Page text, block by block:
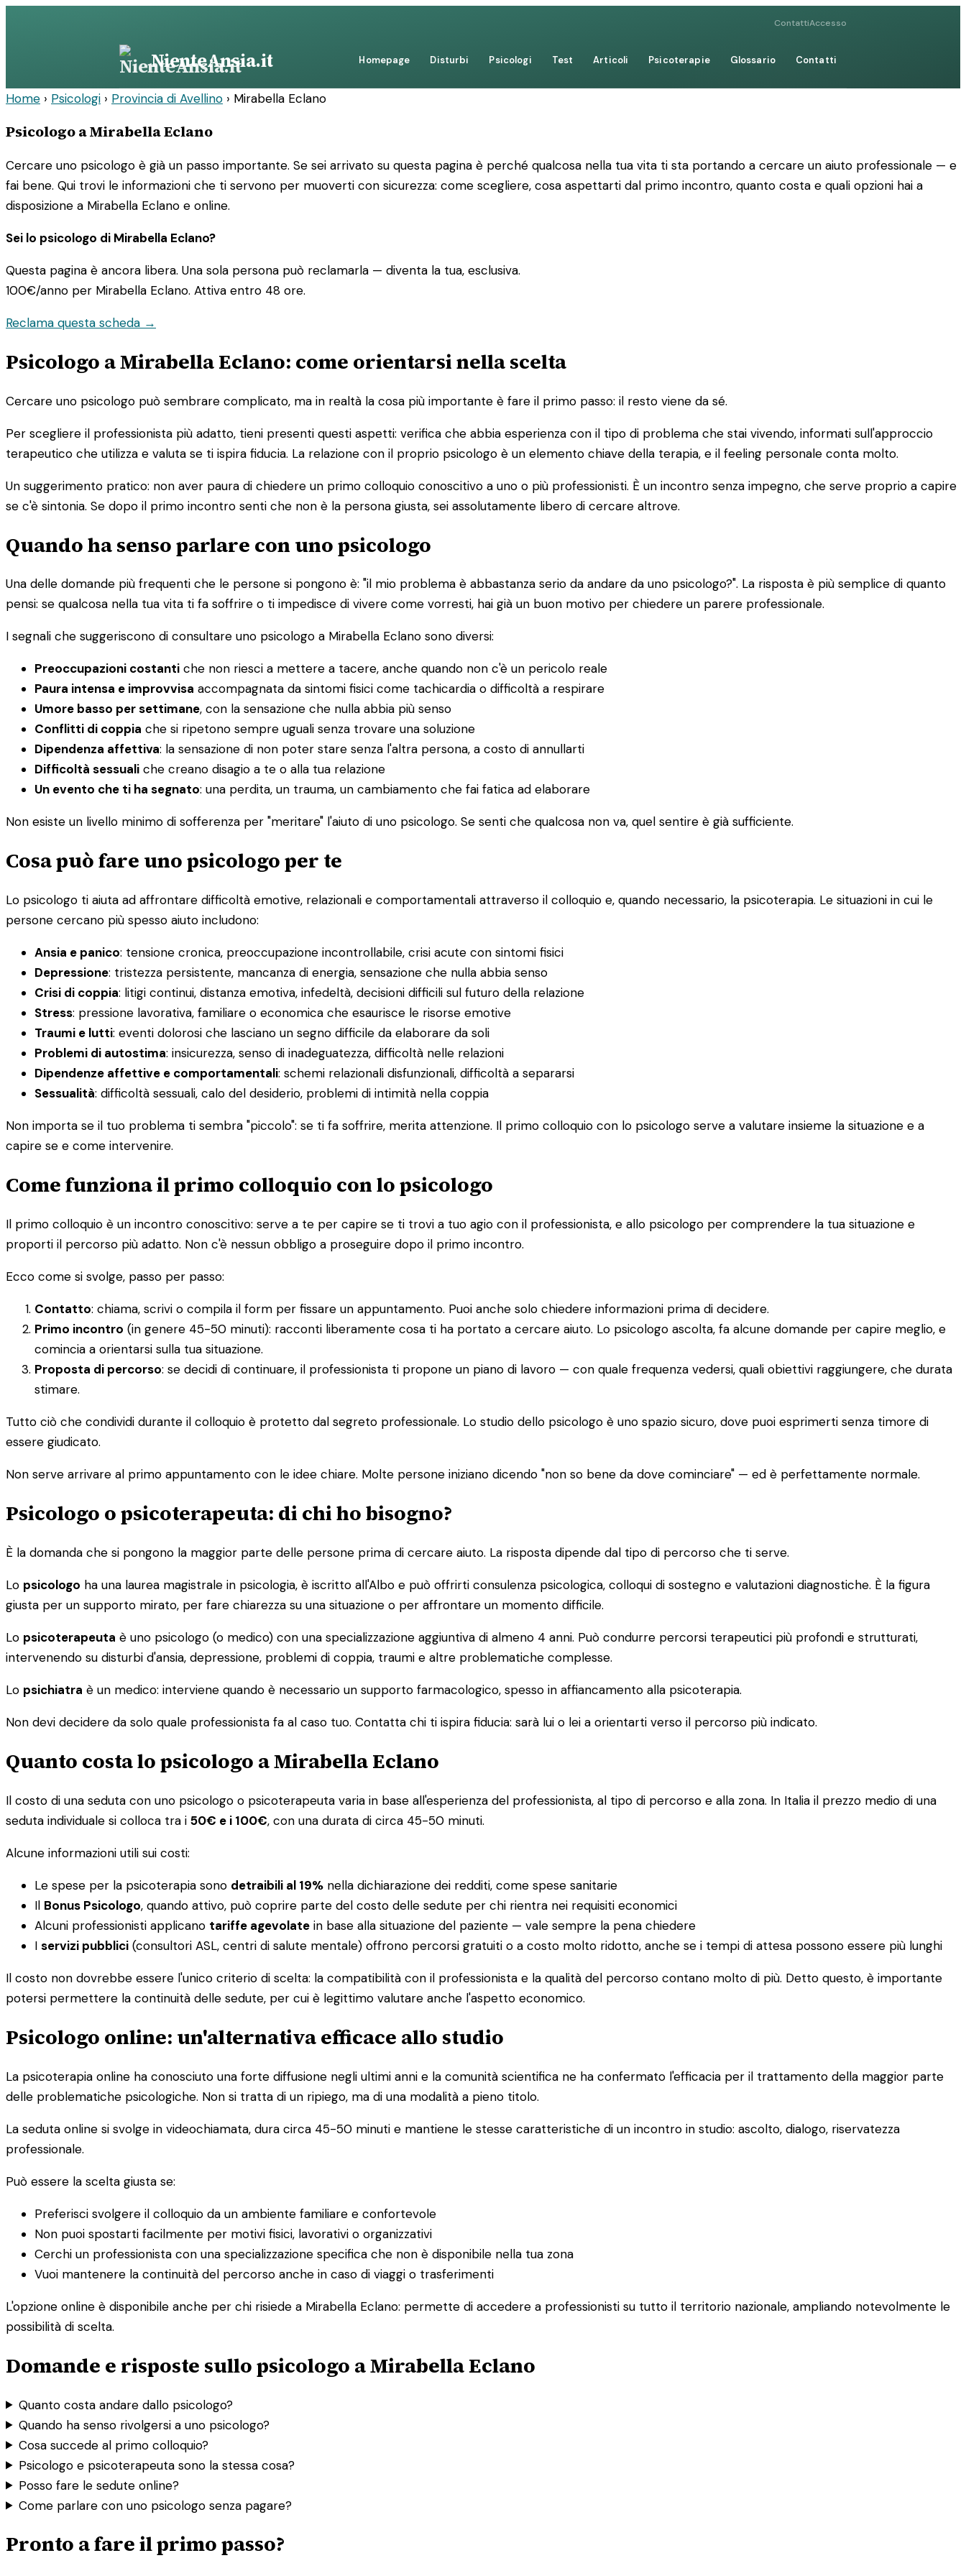
ContattiAccesso
NienteAnsia.it Homepage Disturbi Psicologi Test Articoli Psicoterapie Glossario Contatti
Home › Psicologi › Provincia di Avellino › Mirabella Eclano
Psicologo a Mirabella Eclano
Cercare uno psicologo è già un passo importante. Se sei arrivato su questa pagina è perché qualcosa nella tua vita ti sta portando a cercare un aiuto professionale — e
fai bene. Qui trovi le informazioni che ti servono per muoverti con sicurezza: come scegliere, cosa aspettarti dal primo incontro, quanto costa e quali opzioni hai a
disposizione a Mirabella Eclano e online.
Sei lo psicologo di Mirabella Eclano?
Questa pagina è ancora libera. Una sola persona può reclamarla — diventa la tua, esclusiva.
100€/anno per Mirabella Eclano. Attiva entro 48 ore.
Reclama questa scheda →
Psicologo a Mirabella Eclano: come orientarsi nella scelta
Cercare uno psicologo può sembrare complicato, ma in realtà la cosa più importante è fare il primo passo: il resto viene da sé.
Per scegliere il professionista più adatto, tieni presenti questi aspetti: verifica che abbia esperienza con il tipo di problema che stai vivendo, informati sull'approccio
terapeutico che utilizza e valuta se ti ispira fiducia. La relazione con il proprio psicologo è un elemento chiave della terapia, e il feeling personale conta molto.
Un suggerimento pratico: non aver paura di chiedere un primo colloquio conoscitivo a uno o più professionisti. È un incontro senza impegno, che serve proprio a capire
se c'è sintonia. Se dopo il primo incontro senti che non è la persona giusta, sei assolutamente libero di cercare altrove.
Quando ha senso parlare con uno psicologo
Una delle domande più frequenti che le persone si pongono è: "il mio problema è abbastanza serio da andare da uno psicologo?". La risposta è più semplice di quanto
pensi: se qualcosa nella tua vita ti fa soffrire o ti impedisce di vivere come vorresti, hai già un buon motivo per chiedere un parere professionale.
I segnali che suggeriscono di consultare uno psicologo a Mirabella Eclano sono diversi:
Preoccupazioni costanti che non riesci a mettere a tacere, anche quando non c'è un pericolo reale
Paura intensa e improvvisa accompagnata da sintomi fisici come tachicardia o difficoltà a respirare
Umore basso per settimane, con la sensazione che nulla abbia più senso
Conflitti di coppia che si ripetono sempre uguali senza trovare una soluzione
Dipendenza affettiva: la sensazione di non poter stare senza l'altra persona, a costo di annullarti
Difficoltà sessuali che creano disagio a te o alla tua relazione
Un evento che ti ha segnato: una perdita, un trauma, un cambiamento che fai fatica ad elaborare
Non esiste un livello minimo di sofferenza per "meritare" l'aiuto di uno psicologo. Se senti che qualcosa non va, quel sentire è già sufficiente.
Cosa può fare uno psicologo per te
Lo psicologo ti aiuta ad affrontare difficoltà emotive, relazionali e comportamentali attraverso il colloquio e, quando necessario, la psicoterapia. Le situazioni in cui le
persone cercano più spesso aiuto includono:
Ansia e panico: tensione cronica, preoccupazione incontrollabile, crisi acute con sintomi fisici
Depressione: tristezza persistente, mancanza di energia, sensazione che nulla abbia senso
Crisi di coppia: litigi continui, distanza emotiva, infedeltà, decisioni difficili sul futuro della relazione
Stress: pressione lavorativa, familiare o economica che esaurisce le risorse emotive
Traumi e lutti: eventi dolorosi che lasciano un segno difficile da elaborare da soli
Problemi di autostima: insicurezza, senso di inadeguatezza, difficoltà nelle relazioni
Dipendenze affettive e comportamentali: schemi relazionali disfunzionali, difficoltà a separarsi
Sessualità: difficoltà sessuali, calo del desiderio, problemi di intimità nella coppia
Non importa se il tuo problema ti sembra "piccolo": se ti fa soffrire, merita attenzione. Il primo colloquio con lo psicologo serve a valutare insieme la situazione e a
capire se e come intervenire.
Come funziona il primo colloquio con lo psicologo
Il primo colloquio è un incontro conoscitivo: serve a te per capire se ti trovi a tuo agio con il professionista, e allo psicologo per comprendere la tua situazione e
proporti il percorso più adatto. Non c'è nessun obbligo a proseguire dopo il primo incontro.
Ecco come si svolge, passo per passo:
Contatto: chiama, scrivi o compila il form per fissare un appuntamento. Puoi anche solo chiedere informazioni prima di decidere.
Primo incontro (in genere 45-50 minuti): racconti liberamente cosa ti ha portato a cercare aiuto. Lo psicologo ascolta, fa alcune domande per capire meglio, e
comincia a orientarsi sulla tua situazione.
Proposta di percorso: se decidi di continuare, il professionista ti propone un piano di lavoro — con quale frequenza vedersi, quali obiettivi raggiungere, che durata
stimare.
Tutto ciò che condividi durante il colloquio è protetto dal segreto professionale. Lo studio dello psicologo è uno spazio sicuro, dove puoi esprimerti senza timore di
essere giudicato.
Non serve arrivare al primo appuntamento con le idee chiare. Molte persone iniziano dicendo "non so bene da dove cominciare" — ed è perfettamente normale.
Psicologo o psicoterapeuta: di chi ho bisogno?
È la domanda che si pongono la maggior parte delle persone prima di cercare aiuto. La risposta dipende dal tipo di percorso che ti serve.
Lo psicologo ha una laurea magistrale in psicologia, è iscritto all'Albo e può offrirti consulenza psicologica, colloqui di sostegno e valutazioni diagnostiche. È la figura
giusta per un supporto mirato, per fare chiarezza su una situazione o per affrontare un momento difficile.
Lo psicoterapeuta è uno psicologo (o medico) con una specializzazione aggiuntiva di almeno 4 anni. Può condurre percorsi terapeutici più profondi e strutturati,
intervenendo su disturbi d'ansia, depressione, problemi di coppia, traumi e altre problematiche complesse.
Lo psichiatra è un medico: interviene quando è necessario un supporto farmacologico, spesso in affiancamento alla psicoterapia.
Non devi decidere da solo quale professionista fa al caso tuo. Contatta chi ti ispira fiducia: sarà lui o lei a orientarti verso il percorso più indicato.
Quanto costa lo psicologo a Mirabella Eclano
Il costo di una seduta con uno psicologo o psicoterapeuta varia in base all'esperienza del professionista, al tipo di percorso e alla zona. In Italia il prezzo medio di una
seduta individuale si colloca tra i 50€ e i 100€, con una durata di circa 45-50 minuti.
Alcune informazioni utili sui costi:
Le spese per la psicoterapia sono detraibili al 19% nella dichiarazione dei redditi, come spese sanitarie
Il Bonus Psicologo, quando attivo, può coprire parte del costo delle sedute per chi rientra nei requisiti economici
Alcuni professionisti applicano tariffe agevolate in base alla situazione del paziente — vale sempre la pena chiedere
I servizi pubblici (consultori ASL, centri di salute mentale) offrono percorsi gratuiti o a costo molto ridotto, anche se i tempi di attesa possono essere più lunghi
Il costo non dovrebbe essere l'unico criterio di scelta: la compatibilità con il professionista e la qualità del percorso contano molto di più. Detto questo, è importante
potersi permettere la continuità delle sedute, per cui è legittimo valutare anche l'aspetto economico.
Psicologo online: un'alternativa efficace allo studio
La psicoterapia online ha conosciuto una forte diffusione negli ultimi anni e la comunità scientifica ne ha confermato l'efficacia per il trattamento della maggior parte
delle problematiche psicologiche. Non si tratta di un ripiego, ma di una modalità a pieno titolo.
La seduta online si svolge in videochiamata, dura circa 45-50 minuti e mantiene le stesse caratteristiche di un incontro in studio: ascolto, dialogo, riservatezza
professionale.
Può essere la scelta giusta se:
Preferisci svolgere il colloquio da un ambiente familiare e confortevole
Non puoi spostarti facilmente per motivi fisici, lavorativi o organizzativi
Cerchi un professionista con una specializzazione specifica che non è disponibile nella tua zona
Vuoi mantenere la continuità del percorso anche in caso di viaggi o trasferimenti
L'opzione online è disponibile anche per chi risiede a Mirabella Eclano: permette di accedere a professionisti su tutto il territorio nazionale, ampliando notevolmente le
possibilità di scelta.
Domande e risposte sullo psicologo a Mirabella Eclano
Quanto costa andare dallo psicologo?
Quando ha senso rivolgersi a uno psicologo?
Cosa succede al primo colloquio?
Psicologo e psicoterapeuta sono la stessa cosa?
Posso fare le sedute online?
Come parlare con uno psicologo senza pagare?
Pronto a fare il primo passo?